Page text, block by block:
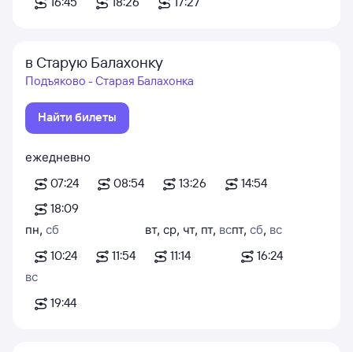
в Старую Балахонку
Подъяково - Старая Балахонка
Найти билеты
ежедневно
07:24
08:54 13:26
14:54
18:09
пн, сб
10:24
11:54
вт, ср, чт, пт, вс
11:14
пт, сб, вс
16:24
вс
19:44